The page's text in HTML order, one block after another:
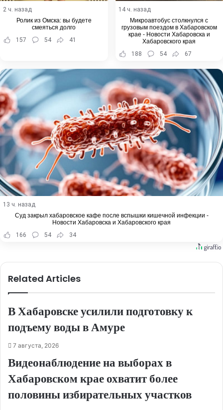
2 ч. назад
Ролик из Омска: вы будете
смеяться долго
157
54 41
14 ч. назад
Микроавтобус столкнулся с
грузовым поездом в Хабаровском
крае - Новости Хабаровска и
Хабаровского края
188
54 67
13 ч. назад
Суд закрыл хабаровское кафе после вспышки кишечной инфекции -
Новости Хабаровска и Хабаровского края
166
54 34
Related Articles
В Хабаровске усилили подготовку к
подъему воды в Амуре
7 августа, 2026
Видеонаблюдение на выборах в
Хабаровском крае охватит более
половины избирательных участков